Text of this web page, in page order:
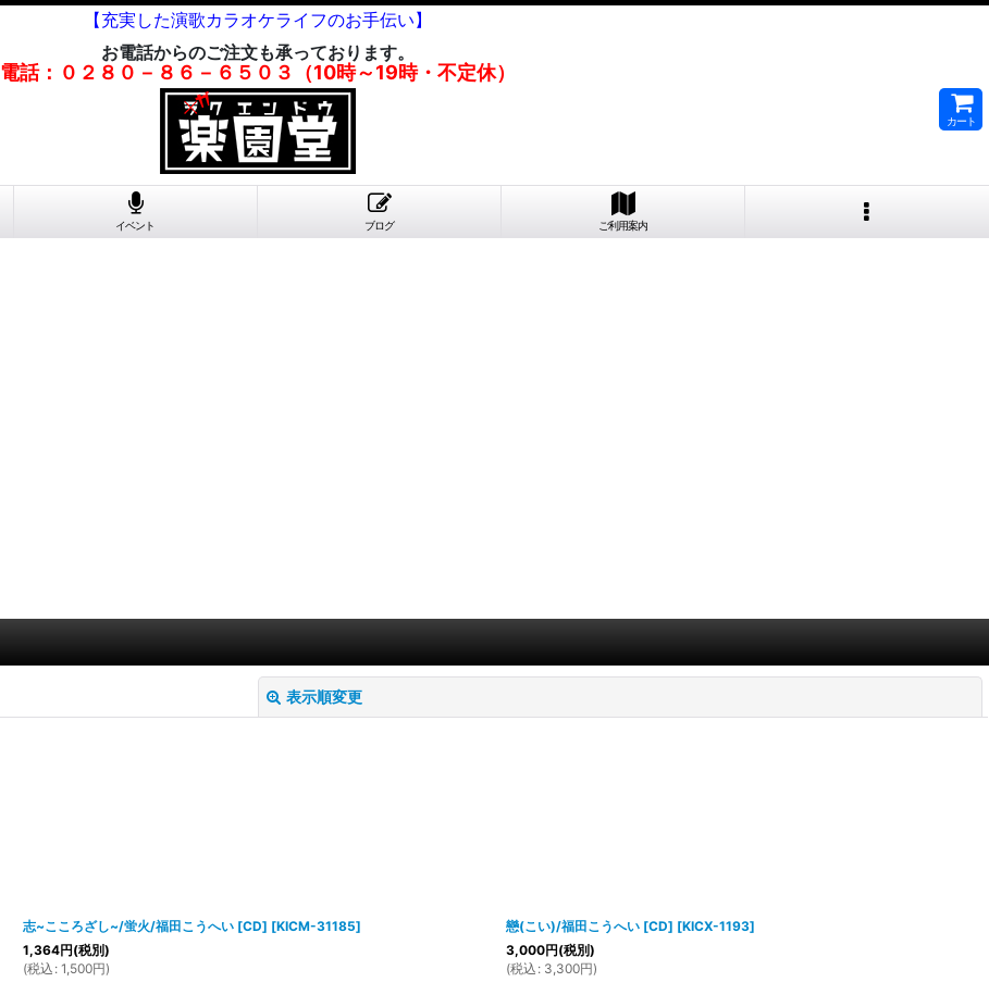
【充実した演歌カラオケライフのお手伝い】
お電話からのご注文も承っております。
電話：０２８０－８６－６５０３（10時～19時・不定休）
カート
イベント ブログ ご利用案内
表示順変更
志~こころざし~/蛍火/福田こうへい [CD] [KICM-31185]
1,364円(税別)
(税込 : 1,500円)
戀(こい)/福田こうへい [CD] [KICX-1193]
3,000円(税別)
(税込 : 3,300円)